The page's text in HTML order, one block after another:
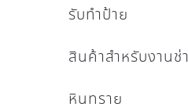
รับทำป้าย
สินค้าสำหรับงานช่
หินทราย